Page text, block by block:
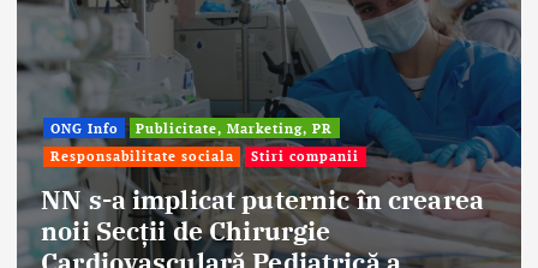
Publicitate, Marketing, PR
sociala
Stiri companii
implicat puternic în crearea
de Chirurgie
Afaceri
Stiri